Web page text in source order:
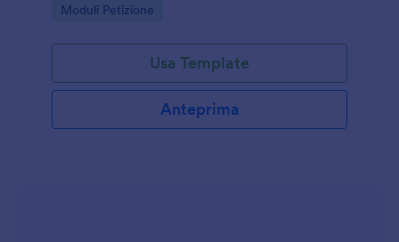
e gli invii del modulo.
Go to Category:
Moduli Petizione
Usa Template
Anteprima